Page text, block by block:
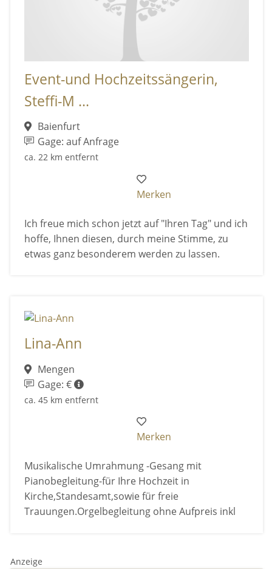
Event-und Hochzeitssängerin,
Steffi-M ...
Baienfurt
Gage: auf Anfrage
ca. 22 km entfernt
Merken
Ich freue mich schon jetzt auf "Ihren Tag" und ich
hoffe, Ihnen diesen, durch meine Stimme, zu
etwas ganz besonderem werden zu lassen.
Lina-Ann
Mengen
Gage: €
ca. 45 km entfernt
Merken
Musikalische Umrahmung -Gesang mit
Pianobegleitung-für Ihre Hochzeit in
Kirche,Standesamt,sowie für freie
Trauungen.Orgelbegleitung ohne Aufpreis inkl
Anzeige